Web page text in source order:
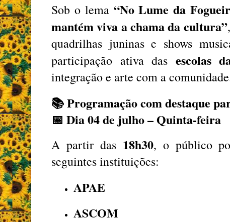
Sob o lema “No Lume da
mantém viva a chama da cultura”
quadrilhas juninas e shows
participação ativa das escolas
integração e arte com a
📚 Programação com destaque
📅 Dia 04 de julho – Quinta-feira
A partir das 18h30, o público
seguintes instituições:
APAE
ASCOM